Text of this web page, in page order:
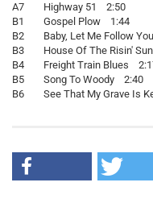
A7 Highway 51 2:50
B1 Gospel Plow 1:44
B2 Baby, Let Me Follow
B3 House Of The Risin'
B4 Freight Train Blues
B5 Song To Woody 2:40
B6 See That My Grave Is